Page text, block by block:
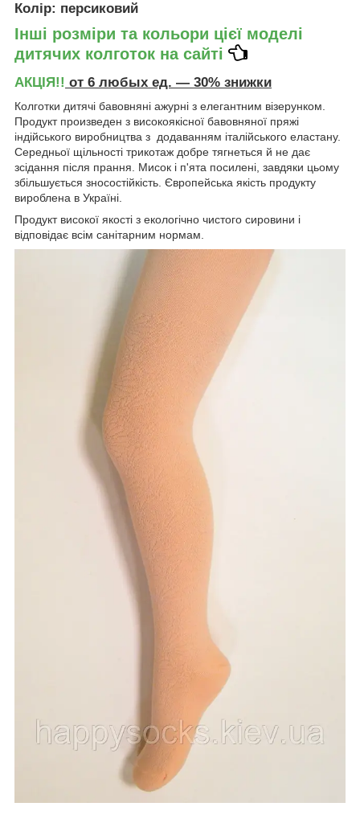
Колір: персиковий
Інші розміри та кольори цієї моделі
дитячих колготок на сайті
АКЦІЯ!! от 6 любых ед. ― 30% знижки
Колготки дитячі бавовняні ажурні з елегантним візерунком.
Продукт произведен з високоякісної бавовняної пряжі
індійського виробництва з додаванням італійського еластану.
Середньої щільності трикотаж добре тягнеться й не дає
зсідання після прання. Мисок і п'ята посилені, завдяки цьому
збільшується зносостійкість. Європейська якість продукту
вироблена в Україні.
Продукт високої якості з екологічно чистого сировини і
відповідає всім санітарним нормам.